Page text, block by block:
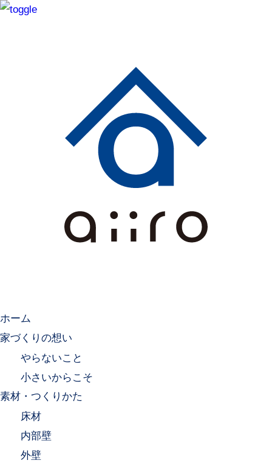
ホーム
家づくりの想い
やらないこと
小さいからこそ
素材・つくりかた
床材
内部壁
外壁